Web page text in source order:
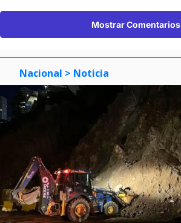
Mostrar Comentarios
Nacional > Noticia